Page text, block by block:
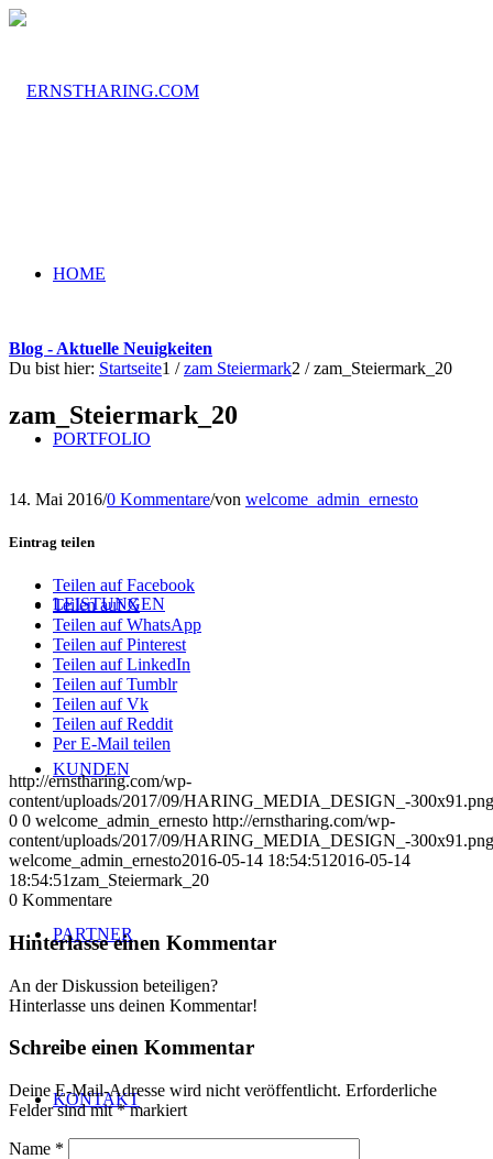
HOME
PORTFOLIO
LEISTUNGEN
KUNDEN
PARTNER
KONTAKT
Blog - Aktuelle Neuigkeiten
Du bist hier: Startseite1 / zam Steiermark2 / zam_Steiermark_20
zam_Steiermark_20
14. Mai 2016/0 Kommentare/von welcome_admin_ernesto
Eintrag teilen
Teilen auf Facebook
Teilen auf X
Teilen auf WhatsApp
Teilen auf Pinterest
Teilen auf LinkedIn
Teilen auf Tumblr
Teilen auf Vk
Teilen auf Reddit
Per E-Mail teilen
http://ernstharing.com/wp-
content/uploads/2017/09/HARING_MEDIA_DESIGN_-300x91.png
0 0 welcome_admin_ernesto http://ernstharing.com/wp-
content/uploads/2017/09/HARING_MEDIA_DESIGN_-300x91.png
welcome_admin_ernesto2016-05-14 18:54:51 2016-05-14
18:54:51zam_Steiermark_20
0 Kommentare
Hinterlasse einen Kommentar
An der Diskussion beteiligen?
Hinterlasse uns deinen Kommentar!
Schreibe einen Kommentar
Deine E-Mail-Adresse wird nicht veröffentlicht. Erforderliche
Felder sind mit*markiert
Name *